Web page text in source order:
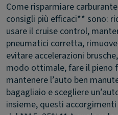
Come risparmiare
consigli più efficaci** sono:
usare il cruise control,
pneumatici corretta,
evitare accelerazioni
modo ottimale, fare il pieno
mantenere l’auto ben
bagagliaio e scegliere
insieme, questi